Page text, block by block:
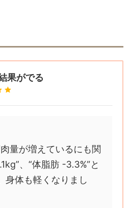
果がでる
量が増えているにも関
、“体脂肪 -3.3%”と
身体も軽くなりまし